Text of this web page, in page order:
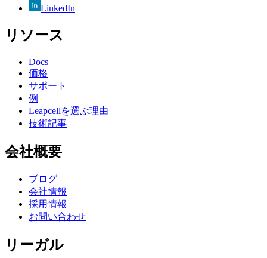
LinkedIn
リソース
Docs
価格
サポート
例
Leapcellを選ぶ理由
技術記事
会社概要
ブログ
会社情報
採用情報
お問い合わせ
リーガル